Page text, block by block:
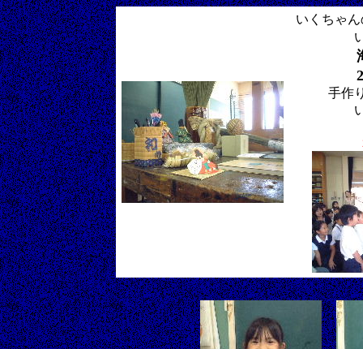
いくちゃ
手作